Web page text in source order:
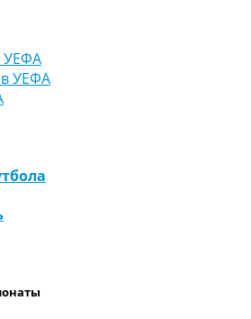
УЕФА
УЕФА